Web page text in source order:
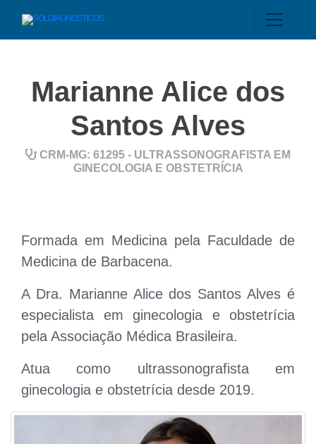
Marianne Alice dos
Santos Alves
CRM-MG: 61295 - ULTRASSONOGRAFISTA EM
GINECOLOGIA E OBSTETRÍCIA
Formada em Medicina pela Faculdade de
Medicina de Barbacena.
A Dra. Marianne Alice dos Santos Alves é
especialista em ginecologia e obstetrícia
pela Associação Médica Brasileira.
Atua como ultrassonografista em
ginecologia e obstetrícia desde 2019.